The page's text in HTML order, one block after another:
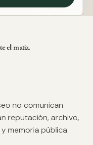
el matiz.
no comunican
reputación, archivo,
memoria pública.